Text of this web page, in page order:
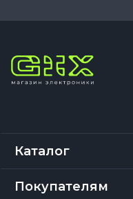
Каталог
Покупателям